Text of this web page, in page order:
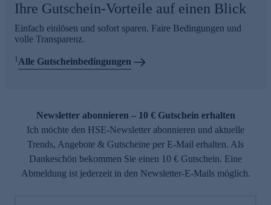
Ihre Gutschein-Vorteile auf einen Blick
Einfach einlösen und sofort sparen. Faire Bedingungen und
volle Transparenz.
1Alle Gutscheinbedingungen
Newsletter abonnieren – 10 € Gutschein erhalten
Ich möchte den HSE-Newsletter abonnieren und aktuelle
Trends, Angebote & Gutscheine per E-Mail erhalten. Als
Dankeschön bekommen Sie einen 10 € Gutschein. Eine
Abmeldung ist jederzeit in den Newsletter-E-Mails möglich.